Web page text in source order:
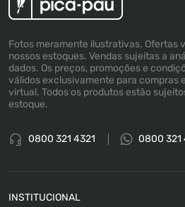
Fotos meramente ilustrativas. Ofertas
nossos estoques. Vendas sujeitas a
dados. Os preços, promoções e
válidos exclusivamente para compras
virtual. Todos os produtos estão
estoque.
0800 321 4321 0800 321
INSTITUCIONAL